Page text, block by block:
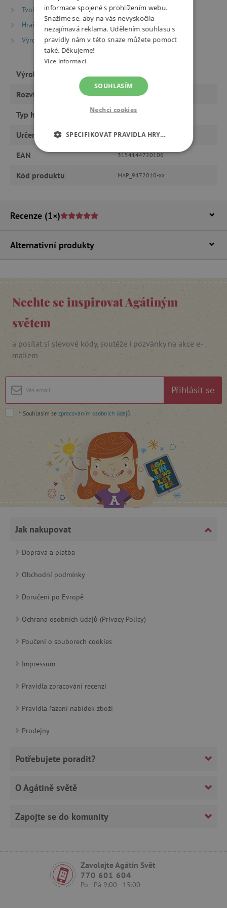
Tvoření
Vystřihovánky
Hračky dle typu
Výrobci
Maped
Výrobce
Rozvíjí tvořivost
Typ hračky tvoření
Určeno pro holku, kluka
EAN 3154144720106
Kód produktu MAP_9472010-xx
Recenze (1×)
Alternativní produkty
Nechte se inspirovat Agátiným
světem
a posílat si slevové kódy, soutěže i pozvánky na akce e-
mailem
Přihlásit se
* Souhlasím se zpracováním osobních údajů
Jak nakupovat
Doprava a platba
Obchodní podmínky
Doručení po Evropě
Ochrana osobních údajů (Privacy Policy)
Poučení o souborech cookies
Impressum
Pravidla zpracování recenzí
Pravidla řazení nabídek zboží
Prodejny
Potřebujete poradit?
O Agátině světě
Zapojte se do komunity
Zavolejte Agátin Svět
770 601 604
Po - Pá 9:00 - 15:00
informace spojené s prohlížením webu.
Snažíme se, aby na vás nevyskočila
nezajímavá reklama. Udělením souhlasu s
pravidly nám v této snaze můžete pomoct
také. Děkujeme!
Více informací
SOUHLASÍM
Nechci cookies
SPECIFIKOVAT PRAVIDLA HRY…
NEZBYTNĚ NUTNÉ COOKIES
ANALYTICKÉ COOKIES
Funkční soubory
Nezbytně nutné soubory cookie umožňují
stránky nelze bez nezbytně nutných souborů
Doména
Cloudflare Inc.
.agatinsvet.cz
PHPSESSID